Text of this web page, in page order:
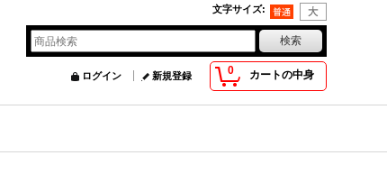
文字サイズ:
0 カートの中身
ログイン 新規登録